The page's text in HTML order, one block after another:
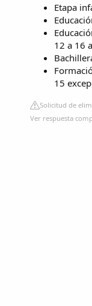
Etapa
12 a 16
15
Solicitud de
Ver respuesta